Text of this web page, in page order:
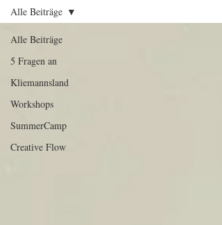
Alle Beiträge
5 Fragen an
Kliemannsland
Workshops
SummerCamp
Creative Flow
Alle Beiträge